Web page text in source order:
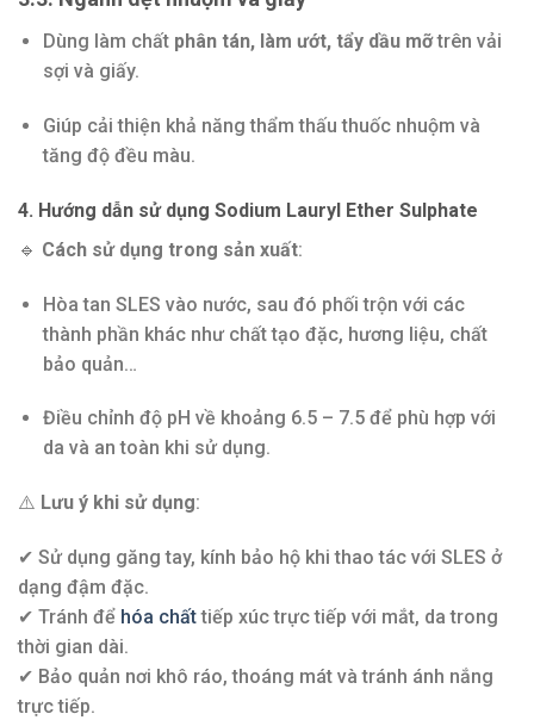
Dùng làm chất phân tán, làm ướt, tẩy dầu mỡtrên vải
sợi và giấy.
Giúp cải thiện khả năng thẩm thấu thuốc nhuộm và
tăng độ đều màu.
4. Hướng dẫn sử dụng Sodium Lauryl Ether Sulphate
🔹 Cách sử dụng trong sản xuất:
Hòa tan SLES vào nước, sau đó phối trộn với các
thành phần khác như chất tạo đặc, hương liệu, chất
bảo quản…
Điều chỉnh độ pH về khoảng 6.5 – 7.5 để phù hợp với
da và an toàn khi sử dụng.
⚠️ Lưu ý khi sử dụng:
✔ Sử dụng găng tay, kính bảo hộ khi thao tác với SLES ở
dạng đậm đặc.
✔ Tránh để hóa chấttiếp xúc trực tiếp với mắt, da trong
thời gian dài.
✔ Bảo quản nơi khô ráo, thoáng mát và tránh ánh nắng
trực tiếp.